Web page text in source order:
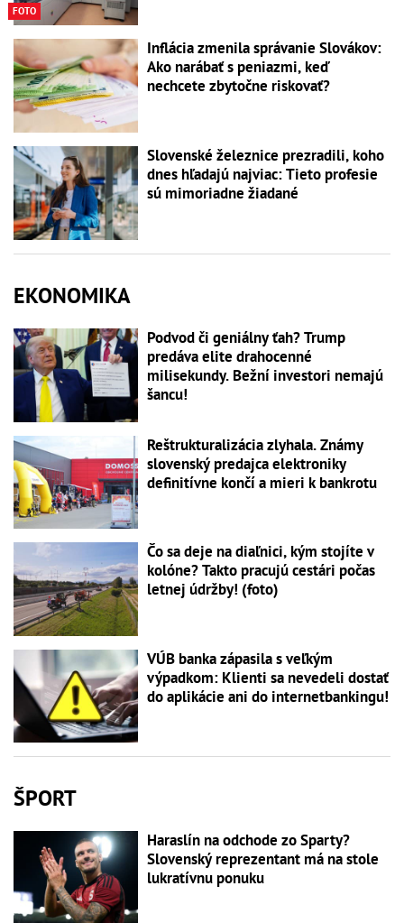
FOTO
Inflácia zmenila správanie Slovákov:
Ako narábať s peniazmi, keď
nechcete zbytočne riskovať?
Slovenské železnice prezradili, koho
dnes hľadajú najviac: Tieto profesie
sú mimoriadne žiadané
EKONOMIKA
Podvod či geniálny ťah? Trump
predáva elite drahocenné
milisekundy. Bežní investori nemajú
šancu!
Reštrukturalizácia zlyhala. Známy
slovenský predajca elektroniky
definitívne končí a mieri k bankrotu
Čo sa deje na diaľnici, kým stojíte v
kolóne? Takto pracujú cestári počas
letnej údržby! (foto)
VÚB banka zápasila s veľkým
výpadkom: Klienti sa nevedeli dostať
do aplikácie ani do internetbankingu!
ŠPORT
Haraslín na odchode zo Sparty?
Slovenský reprezentant má na stole
lukratívnu ponuku